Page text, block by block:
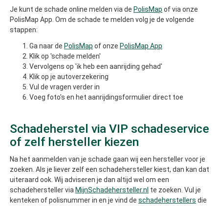
Je kunt de schade online melden via de PolisMap of via onze
PolisMap App. Om de schade te melden volg je de volgende
stappen:
Ga naar de PolisMap of onze PolisMap App
Klik op 'schade melden'
Vervolgens op 'ik heb een aanrijding gehad'
Klik op je autoverzekering
Vul de vragen verder in
Voeg foto's en het aanrijdingsformulier direct toe
Schadeherstel via VIP schadeservice
of zelf hersteller kiezen
Na het aanmelden van je schade gaan wij een hersteller voor je
zoeken. Als je liever zelf een schadehersteller kiest, dan kan dat
uiteraard ook. Wij adviseren je dan altijd wel om een
schadehersteller via MijnSchadehersteller.nl te zoeken. Vul je
kenteken of polisnummer in en je vind de schadeherstellers die